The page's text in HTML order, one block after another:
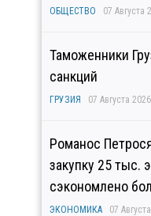
ОБЩЕСТВО 07 Августа
Таможенники
санкций
ГРУЗИЯ 07 Августа
Романос
закупку 25 тыс.
сэкономлено
ЭКОНОМИКА 07